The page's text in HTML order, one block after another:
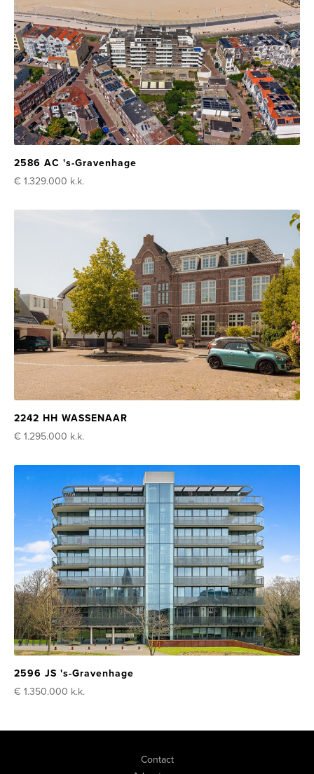
2586 AC 's-Gravenhage
€ 1.329.000 k.k.
2242 HH WASSENAAR
€ 1.295.000 k.k.
2596 JS 's-Gravenhage
€ 1.350.000 k.k.
Contact